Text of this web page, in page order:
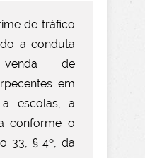
de tráfico
a conduta
de
em
escolas, a
conforme o
33, § 4º, da